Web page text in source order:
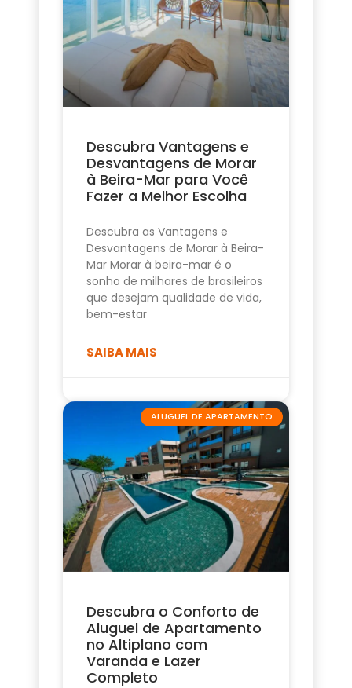
Descubra Vantagens e
Desvantagens de Morar
à Beira-Mar para Você
Fazer a Melhor Escolha
Descubra as Vantagens e
Desvantagens de Morar à Beira-
Mar Morar à beira-mar é o
sonho de milhares de brasileiros
que desejam qualidade de vida,
bem-estar
SAIBA MAIS
ALUGUEL DE APARTAMENTO
Descubra o Conforto de
Aluguel de Apartamento
no Altiplano com
Varanda e Lazer
Completo